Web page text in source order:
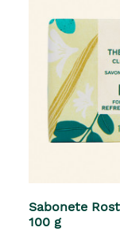
Sabonete
100 g